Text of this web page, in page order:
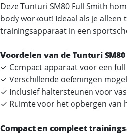
Deze Tunturi SM80 Full Smith
body workout! Ideaal als je
trainingsapparaat in een
Voordelen van de Tunturi
✓ Compact apparaat voor een
✓ Verschillende oefeningen
✓ Inclusief haltersteunen voor
✓ Ruimte voor het opbergen van
Compact en compleet